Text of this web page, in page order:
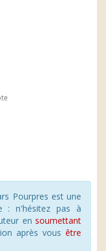
Pourpres est une
: n'hésitez pas à
en soumettant
après vous être